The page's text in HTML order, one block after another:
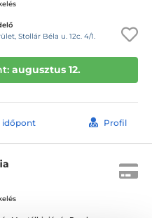
Stollár Béla u. 12c. 4/1.
augusztus 12.
időpont Profil